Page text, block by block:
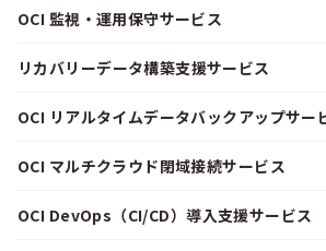
OCI 監視・運用保守サービス
リカバリーデータ構築支援サービス
OCI リアルタイムデータバックアップサー
OCI マルチクラウド閉域接続サービス
OCI DevOps（CI/CD）導入支援サービス